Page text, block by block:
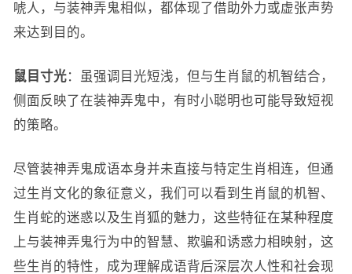
唬人，与装神弄鬼相似，都体现了借助外力或虚张声势
来达到目的。
鼠目寸光：虽强调目光短浅，但与生肖鼠的机智结合，
侧面反映了在装神弄鬼中，有时小聪明也可能导致短视
的策略。
尽管装神弄鬼成语本身并未直接与特定生肖相连，但通
过生肖文化的象征意义，我们可以看到生肖鼠的机智、
生肖蛇的迷惑以及生肖狐的魅力，这些特征在某种程度
上与装神弄鬼行为中的智慧、欺骗和诱惑力相映射，这
些生肖的特性，成为理解成语背后深层次人性和社会现